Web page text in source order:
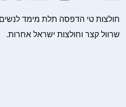
חולצות טי הדפסה תלת מימד
שרוול קצר וחולצות ישראל אחרות.